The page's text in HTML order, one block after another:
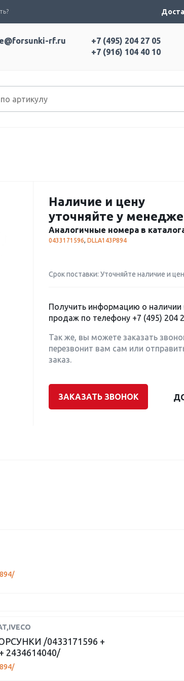
+7 (495) 204 27 05
+7 (916) 104 40 10
rf.ru
Наличие и цену
уточняйте у
Аналогичные номера в
0433171596, DLLA143P894
Срок поставки: Уточняйте наличие и
Получить информацию о наличии
продаж по телефону +7 (495) 204
Так же, вы можете заказать
перезвонит вам сам или
заказ.
ЗАКАЗАТЬ ЗВОНОК
/0433171596 +
2434614040/